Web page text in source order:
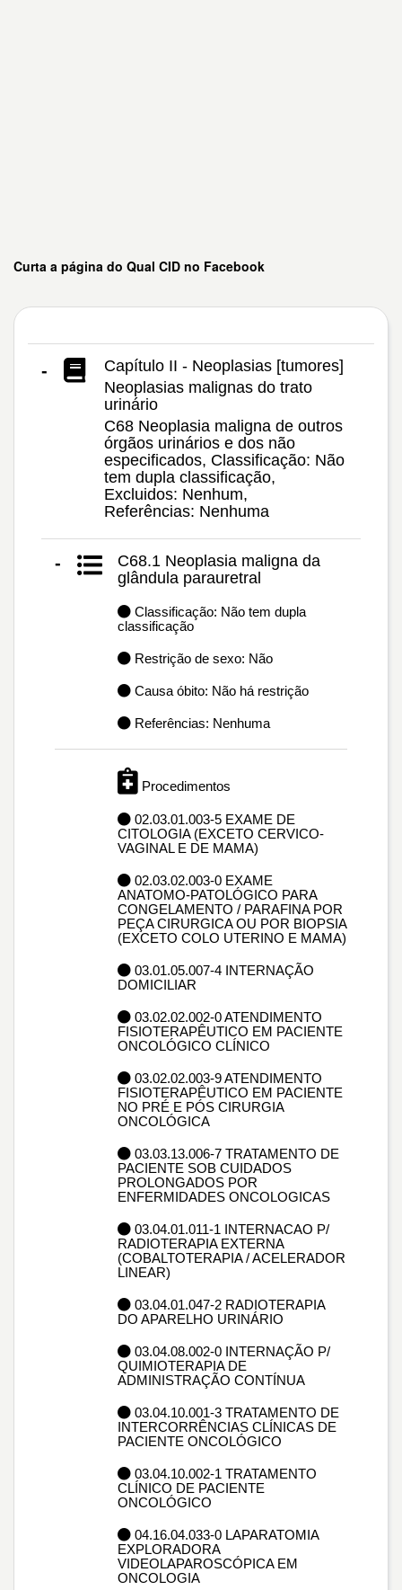
Curta a página do Qual CID no Facebook
-
Capítulo II - Neoplasias [tumores]
Neoplasias malignas do trato
urinário
C68 Neoplasia maligna de outros
órgãos urinários e dos não
especificados, Classificação: Não
tem dupla classificação,
Excluidos: Nenhum,
Referências: Nenhuma
-
C68.1 Neoplasia maligna da
glândula parauretral
Classificação: Não tem dupla
classificação
Restrição de sexo: Não
Causa óbito: Não há restrição
Referências: Nenhuma
Procedimentos
02.03.01.003-5 EXAME DE
CITOLOGIA (EXCETO CERVICO-
VAGINAL E DE MAMA)
02.03.02.003-0 EXAME
ANATOMO-PATOLÓGICO PARA
CONGELAMENTO / PARAFINA POR
PEÇA CIRURGICA OU POR BIOPSIA
(EXCETO COLO UTERINO E MAMA)
03.01.05.007-4 INTERNAÇÃO
DOMICILIAR
03.02.02.002-0 ATENDIMENTO
FISIOTERAPÊUTICO EM PACIENTE
ONCOLÓGICO CLÍNICO
03.02.02.003-9 ATENDIMENTO
FISIOTERAPÊUTICO EM PACIENTE
NO PRÉ E PÓS CIRURGIA
ONCOLÓGICA
03.03.13.006-7 TRATAMENTO DE
PACIENTE SOB CUIDADOS
PROLONGADOS POR
ENFERMIDADES ONCOLOGICAS
03.04.01.011-1 INTERNACAO P/
RADIOTERAPIA EXTERNA
(COBALTOTERAPIA / ACELERADOR
LINEAR)
03.04.01.047-2 RADIOTERAPIA
DO APARELHO URINÁRIO
03.04.08.002-0 INTERNAÇÃO P/
QUIMIOTERAPIA DE
ADMINISTRAÇÃO CONTÍNUA
03.04.10.001-3 TRATAMENTO DE
INTERCORRÊNCIAS CLÍNICAS DE
PACIENTE ONCOLÓGICO
03.04.10.002-1 TRATAMENTO
CLÍNICO DE PACIENTE
ONCOLÓGICO
04.16.04.033-0 LAPARATOMIA
EXPLORADORA
VIDEOLAPAROSCÓPICA EM
ONCOLOGIA